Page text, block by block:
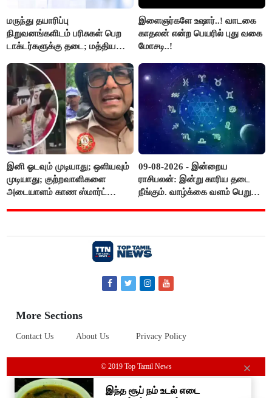
மருந்து தயாரிப்பு
நிறுவனங்களிடம் பரிசுகள் பெற
டாக்டர்களுக்கு தடை; மத்திய
இளைஞர்களே உஷார்..! வாடகை
காதலன் என்ற பெயரில் புது வகை
மோசடி..!
இனி ஓடவும் முடியாது; ஒளியவும்
முடியாது; குற்றவாளிகளை
அடையாளம் காண ஸ்மார்ட்
09-08-2026 - இன்றைய
ராசிபலன்: இன்று காரிய தடை
நீங்கும். வாழ்க்கை வளம் பெறும்.
More Sections
Contact Us About Us Privacy Policy
© 2019 Top Tamil News